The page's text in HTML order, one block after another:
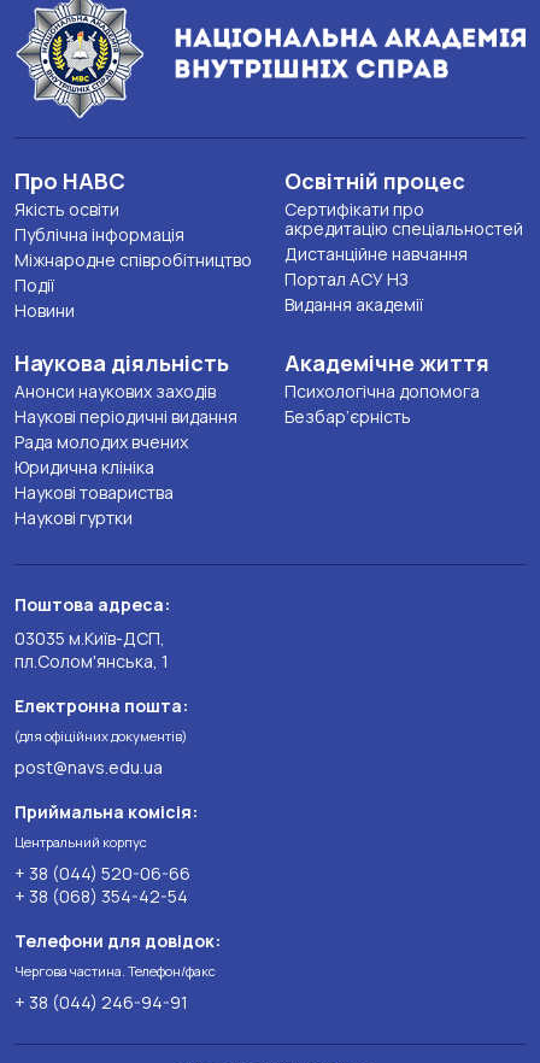
Про НАВС
Якість освіти
Публічна інформація
Міжнародне співробітництво
Події
Новини
Освітній процес
Сертифікати про
акредитацію спеціальностей
Дистанційне навчання
Портал АСУ НЗ
Видання академії
Наукова діяльність
Анонси наукових заходів
Наукові періодичні видання
Рада молодих вчених
Юридична клініка
Наукові товариства
Наукові гуртки
Академічне життя
Психологічна допомога
Безбар’єрність
Поштова адреса:
03035 м.Київ-ДСП,
пл.Солом'янська, 1
Електронна пошта:
(для офіційних документів)
post@navs.edu.ua
Приймальна комісія:
Центральний корпус
+ 38 (044) 520-06-66
+ 38 (068) 354-42-54
Телефони для довідок:
Чергова частина. Телефон/факс
+ 38 (044) 246-94-91